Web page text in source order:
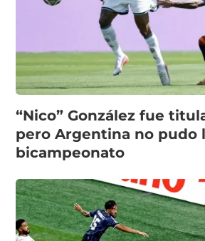
“Nico” González fue
pero Argentina no pudo
bicampeonato